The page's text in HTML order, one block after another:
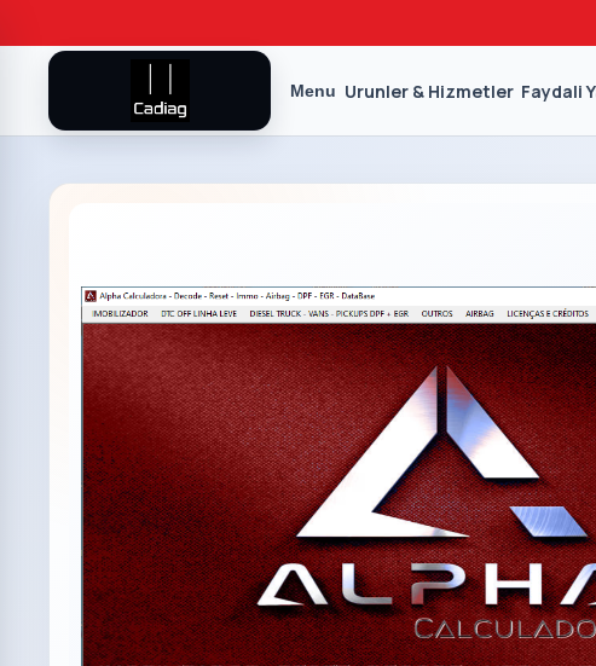
Menu Urunler & Hizmetler Faydali